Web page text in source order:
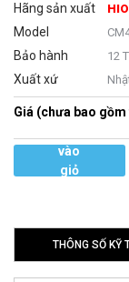
Hãng sản xuất
Model
Bảo hành 12
Xuất xứ
Giá (chưa bao gồm
vào
giỏ
THÔNG SỐ KỸ